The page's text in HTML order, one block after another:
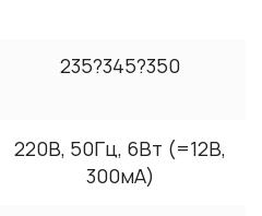
235?345?350
220В, 50Гц, 6Вт (=12В,
300мА)